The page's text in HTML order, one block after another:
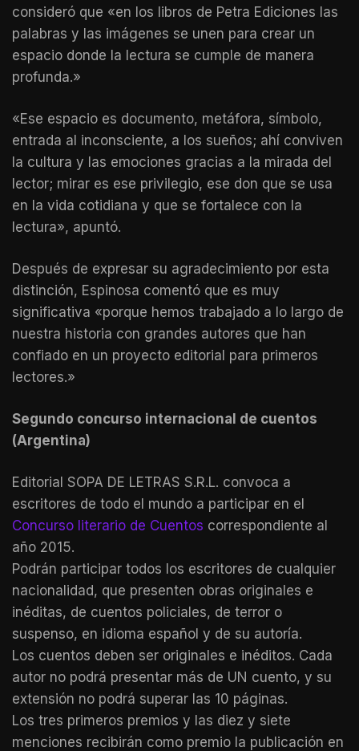
consideró que «en los libros de Petra Ediciones las
palabras y las imágenes se unen para crear un
espacio donde la lectura se cumple de manera
profunda.»
«Ese espacio es documento, metáfora, símbolo,
entrada al inconsciente, a los sueños; ahí conviven
la cultura y las emociones gracias a la mirada del
lector; mirar es ese privilegio, ese don que se usa
en la vida cotidiana y que se fortalece con la
lectura», apuntó.
Después de expresar su agradecimiento por esta
distinción, Espinosa comentó que es muy
significativa «porque hemos trabajado a lo largo de
nuestra historia con grandes autores que han
confiado en un proyecto editorial para primeros
lectores.»
Segundo concurso internacional de cuentos
(Argentina)
Editorial SOPA DE LETRAS S.R.L. convoca a
escritores de todo el mundo a participar en el
Concurso literario de Cuentos correspondiente al
año 2015.
Podrán participar todos los escritores de cualquier
nacionalidad, que presenten obras originales e
inéditas, de cuentos policiales, de terror o
suspenso, en idioma español y de su autoría.
Los cuentos deben ser originales e inéditos. Cada
autor no podrá presentar más de UN cuento, y su
extensión no podrá superar las 10 páginas.
Los tres primeros premios y las diez y siete
menciones recibirán como premio la publicación en